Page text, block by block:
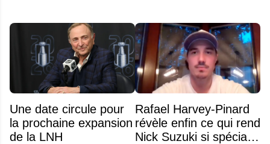
Une date circule pour
la prochaine expansion
de la LNH
Rafael Harvey-Pinard
révèle enfin ce qui rend
Nick Suzuki si spécial